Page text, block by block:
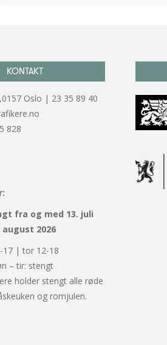
KONTAKT
Oslo | 23 35 89 40
828
fra og med 13. juli
2026
17 | tor 12-18
– tir: stengt
holder stengt alle røde
og romjulen.